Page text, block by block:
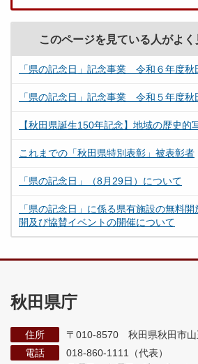
このページを見ている人がよ
「県の記念日」記念事業 令和６年度秋
「県の記念日」記念事業 令和５年度秋
【秋田県誕生150年記念】地域の歴史的
これまでの「秋田県特別表彰」被表彰者
「県の記念日」（8月29日）について
「県の記念日」に係る県有施設の無料
開及び協賛イベントの開催について
秋田県庁
住所
〒010-8570 秋田県秋田市山
電話
018-860-1111（代表）